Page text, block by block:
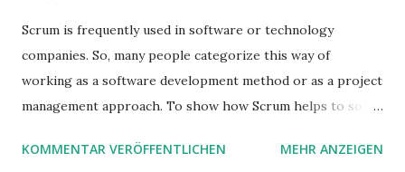
Scrum is frequently used in software or technology
companies. So, many people categorize this way of
working as a software development method or as a project
management approach. To show how Scrum helps to solve
processes.
KOMMENTAR VERÖFFENTLICHEN MEHR ANZEIGEN